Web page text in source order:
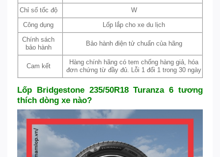
Chỉ số tốc độ W
Công dụng Lốp lắp cho xe du lịch
Chính sách
bảo hành
Bảo hành điện tử chuẩn của hãng
Cam kết
Hàng chính hãng có tem chống hàng giả, hóa
đơn chứng từ đầy đủ. Lỗi 1 đổi 1 trong 30 ngày
Lốp Bridgestone 235/50R18 Turanza 6 tương
thích dòng xe nào?